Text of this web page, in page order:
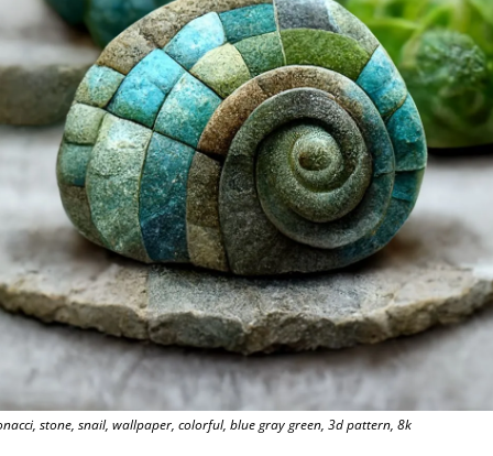
stone, snail, wallpaper, colorful, blue gray green, 3d pattern, 8k